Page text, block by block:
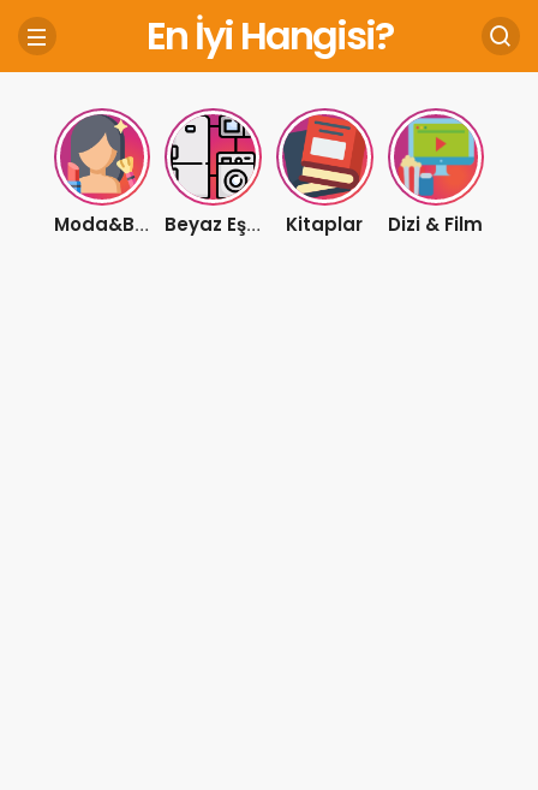
En İyi Hangisi?
Moda&Bakım Beyaz Eşya Kitaplar Dizi & Film